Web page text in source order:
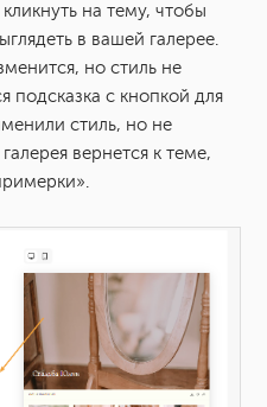
на тему, чтобы
в вашей галерее.
но стиль не
подсказка с кнопкой для
стиль, но не
вернется к теме,